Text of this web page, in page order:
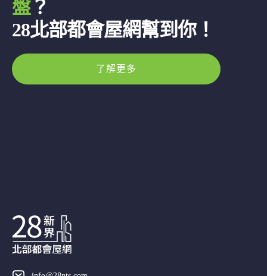
盤？
28北部都會屋網幫到你！
了解更多